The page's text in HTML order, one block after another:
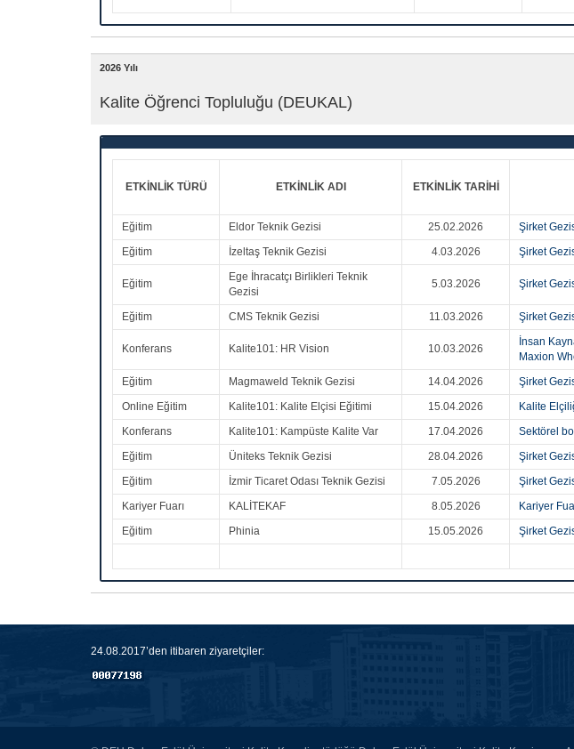
2026 Yılı
Kalite Öğrenci Topluluğu (DEUKAL)
ETKİNLİK TÜRÜ ETKİNLİK ADI ETKİNLİK TARİHİ
Eğitim
Eldor Teknik Gezisi 25.02.2026 Şirket
Eğitim
İzeltaş Teknik Gezisi 4.03.2026 Şirket
Eğitim
Ege İhracatçı Birlikleri Teknik
Gezisi
5.03.2026 Şirket
Eğitim CMS Teknik Gezisi 11.03.2026 Şirket
Konferans Kalite101: HR Vision 10.03.2026
İnsan
Maxion
Eğitim Magmaweld Teknik Gezisi 14.04.2026 Şirket
Online Eğitim
Kalite101: Kalite Elçisi Eğitimi 15.04.2026 Kalite
Konferans
Kalite101: Kampüste Kalite Var 17.04.2026 Sektörel
Eğitim
Üniteks Teknik Gezisi 28.04.2026 Şirket
Eğitim
İzmir Ticaret Odası Teknik Gezisi 7.05.2026 Şirket
Kariyer Fuarı
KALİTEKAF 8.05.2026 Kariyer
Eğitim
Phinia 15.05.2026 Şirket
24.08.2017’den itibaren ziyaretçiler: